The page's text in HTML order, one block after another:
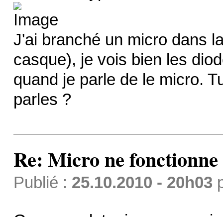
J'ai branché un micro dans
casque), je vois bien les
quand je parle de le micro.
parles ?
Re: Micro ne
Publié : 25.10.2010 - 20h03